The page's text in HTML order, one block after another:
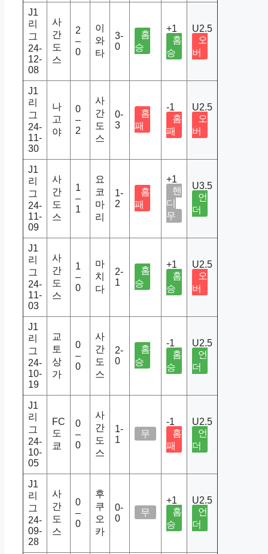
J1
리
그
24-
12-
08
사
간
도
스
2
–
0
이
와
타
3-
0
홈
승
+1
홈
승
U2.5
오
버
J1
리
그
24-
11-
30
나
고
야
0
–
2
사
간
도
스
0-
3
홈
패
-1
홈
패
U2.5
오
버
J1
리
그
24-
11-
09
사
간
도
스
1
–
1
요
코
마
리
1-
2
홈
패
+1
핸
디
무
U3.5
언
더
J1
리
그
24-
11-
03
사
간
도
스
1
–
0
마
치
다
2-
1
홈
승
+1
홈
승
U2.5
오
버
J1
리
그
24-
10-
19
교
토
상
가
0
–
0
사
간
도
스
2-
0
홈
승
-1
홈
승
U2.5
언
더
J1
리
그
24-
10-
05
FC
도
쿄
0
–
0
사
간
도
스
1-
1
무
-1
홈
패
U2.5
언
더
J1
리
그
24-
09-
28
사
간
도
스
0
–
0
후
쿠
오
카
0-
0
무
+1
홈
승
U2.5
언
더